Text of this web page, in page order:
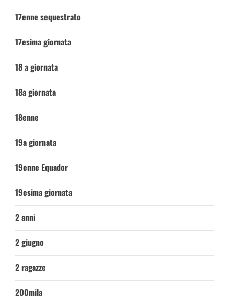
17enne sequestrato
17esima giornata
18 a giornata
18a giornata
18enne
19a giornata
19enne Equador
19esima giornata
2 anni
2 giugno
2 ragazze
200mila